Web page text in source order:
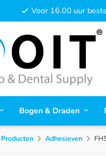
Voor 16.00 uur
Bogen & Draden
Producten Adhesieven